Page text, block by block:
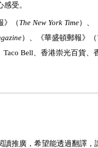
受。
》（The New York Time）、
）、《華盛頓郵報》（
Taco Bell、香港崇光百貨、
讀推廣，希望能透過翻譯，